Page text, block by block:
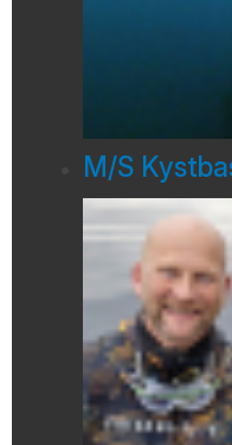
M/S